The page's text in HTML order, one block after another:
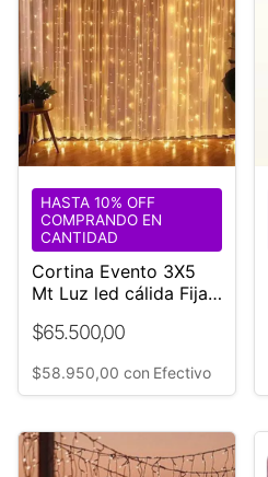
Cortina Evento 3X5
Mt Luz led cálida Fija
$65.500,00
HASTA 10% OFF
COMPRANDO EN
CANTIDAD
$58.950,00 con Efectivo